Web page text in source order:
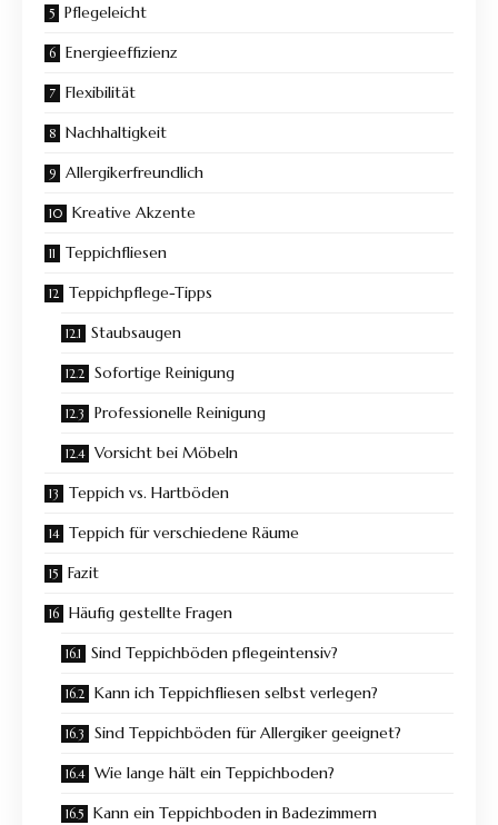
Pflegeleicht
Energieeffizienz
Flexibilität
Nachhaltigkeit
Allergikerfreundlich
Kreative Akzente
Teppichfliesen
Teppichpflege-Tipps
Staubsaugen
Sofortige Reinigung
Professionelle Reinigung
Vorsicht bei Möbeln
Teppich vs. Hartböden
Teppich für verschiedene Räume
Fazit
Häufig gestellte Fragen
Sind Teppichböden pflegeintensiv?
Kann ich Teppichfliesen selbst verlegen?
Sind Teppichböden für Allergiker geeignet?
Wie lange hält ein Teppichboden?
Kann ein Teppichboden in Badezimmern